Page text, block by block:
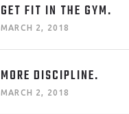
GET FIT IN THE GYM.
MARCH 2, 2018
MORE DISCIPLINE.
MARCH 2, 2018